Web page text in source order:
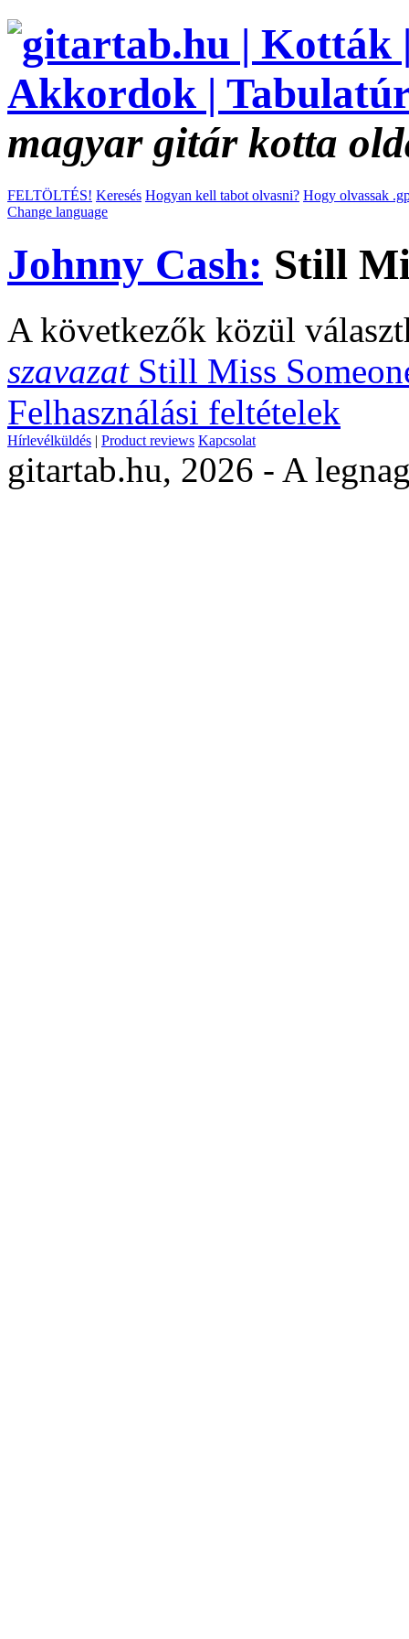
magyar gitár kotta
FELTÖLTÉS! Keresés Hogyan kell tabot olvasni? Hogy olvassak
Change language
Johnny Cash: Still
A következők közül
szavazat Still Miss
Felhasználási feltételek
Hírlevélküldés | Product reviews Kapcsolat
gitartab.hu, 2026 - A